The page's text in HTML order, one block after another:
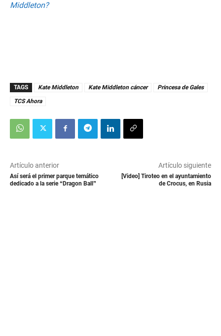
Middleton?
TAGS Kate Middleton Kate Middleton cáncer
Princesa de Gales
TCS Ahora
Artículo anterior
Así será el primer parque temático
dedicado a la serie “Dragon Ball”
Artículo siguiente
[Video] Tiroteo en el ayuntamiento
de Crocus, en Rusia